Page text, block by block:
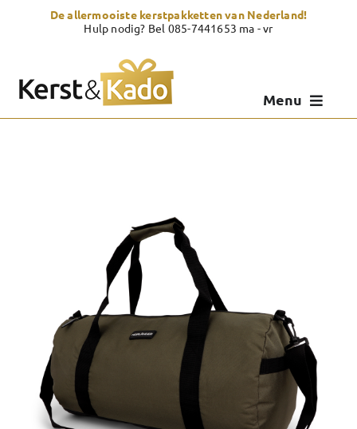
De allermooiste kerstpakketten van Nederland!
Hulp nodig? Bel 085-7441653 ma - vr
Menu
Zelf samenstellen
Over Kerst & Kado